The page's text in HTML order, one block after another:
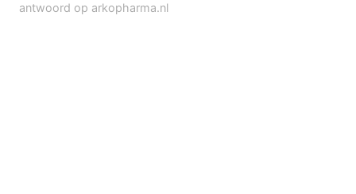
antwoord op arkopharma.nl